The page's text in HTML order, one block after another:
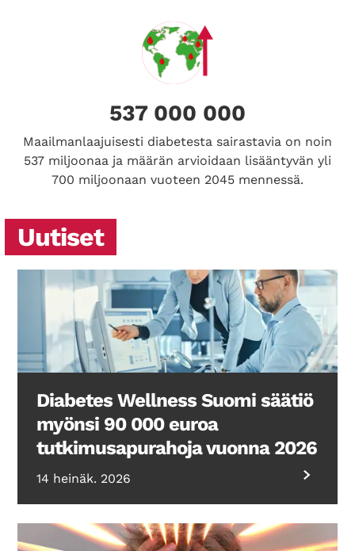
537 000 000
Maailmanlaajuisesti diabetesta sairastavia on noin
537 miljoonaa ja määrän arvioidaan lisääntyvän yli
700 miljoonaan vuoteen 2045 mennessä.
Uutiset
Diabetes Wellness Suomi säätiö
myönsi 90 000 euroa
tutkimusapurahoja vuonna 2026
14 heinäk. 2026